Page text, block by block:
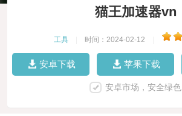
猫王加速器vn
工具 时间：2024-02-12
安卓下载 苹果下载
安卓市场，安全绿色